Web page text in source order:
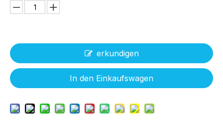
erkundigen
In den Einkaufswagen